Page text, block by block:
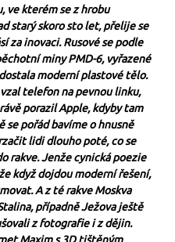
ve kterém se z hrobu
starý skoro sto let, přelije se
za inovaci. Rusové se podle
miny PMD-6, vyřazené
moderní plastové tělo.
telefon na pevnou linku,
porazil Apple, kdyby tam
pořád bavíme o hnusně
lidi dlouho poté, co se
rakve. Jenže cynická poezie
když dojdou moderní řešení,
A z té rakve Moskva
případně Ježova ještě
z fotografie i z dějin.